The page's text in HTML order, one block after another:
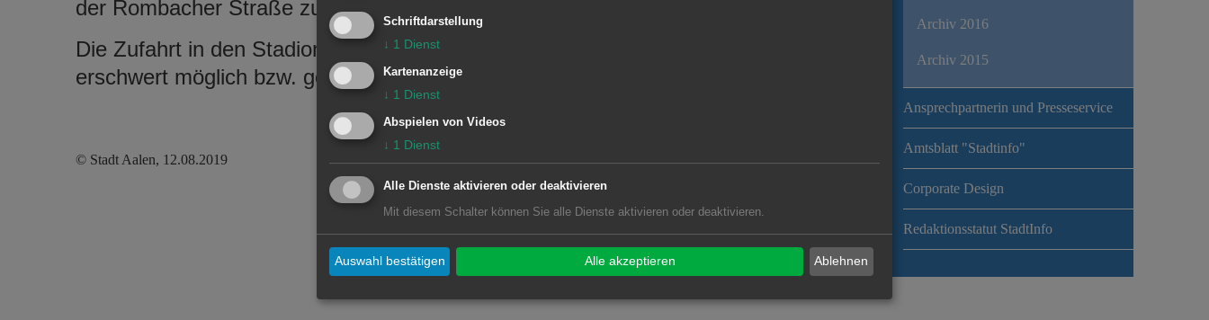
der Rombacher Straße zur Verfügung.
Die Zufahrt in den Stadionweg ist zwischen 18 und 19.30 Uhr nur
erschwert möglich bzw. gesperrt.
© Stadt Aalen, 12.08.2019
Archiv 2016
Archiv 2015
Ansprechpartnerin und Presseservice
Amtsblatt "Stadtinfo"
Corporate Design
Redaktionsstatut StadtInfo
Schriftdarstellung
↓ 1 Dienst
Kartenanzeige
↓ 1 Dienst
Abspielen von Videos
↓ 1 Dienst
Alle Dienste aktivieren oder deaktivieren
Mit diesem Schalter können Sie alle Dienste aktivieren oder deaktivieren.
Ablehnen
Auswahl bestätigen Alle akzeptieren